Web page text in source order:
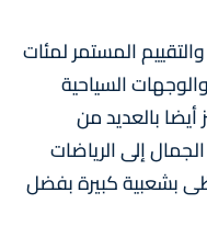
المستمر لمئات
السياحية
أيضا بالعديد من
إلى الرياضات
بشعبية كبيرة بفضل